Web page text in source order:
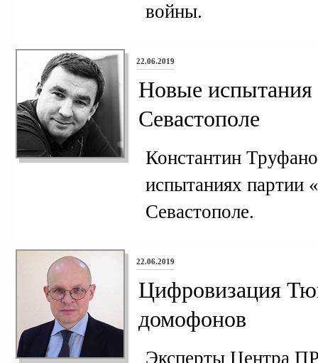
войны.
22.06.2019
Новые
Севастополе
Константин
испытаниях партии
Севастополе.
22.06.2019
Цифровизация
домофонов
Эксперты Центра